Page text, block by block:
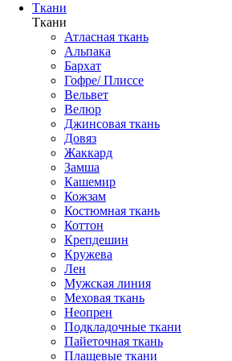
Ткани
Ткани
Атласная ткань
Альпака
Бархат
Гофре/ Плиссе
Вельвет
Велюр
Джинсовая ткань
Довяз
Жаккард
Замша
Кашемир
Кожзам
Костюмная ткань
Коттон
Крепдешин
Кружева
Лен
Мужская линия
Меховая ткань
Неопрен
Подкладочные ткани
Пайеточная ткань
Плащевые ткани